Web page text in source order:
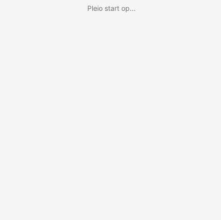
Pleio start op...